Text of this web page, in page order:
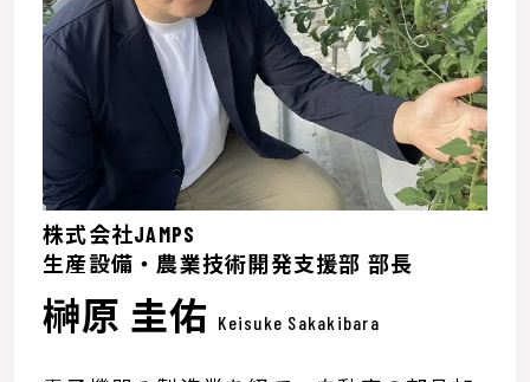
株式会社JAMPS
生産設備・農業技術開発支援部 部長
榊原 圭佑 Keisuke Sakakibara